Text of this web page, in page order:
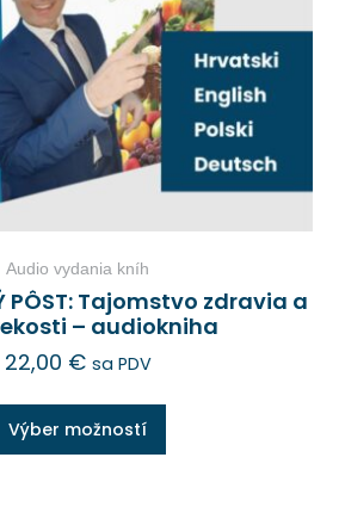
Audio vydania kníh
PÔST: Tajomstvo zdravia a
– audiokniha
22,00 € sa PDV
Výber možností